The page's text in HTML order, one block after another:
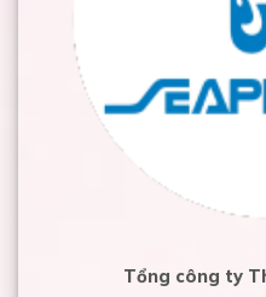
Tổng công ty